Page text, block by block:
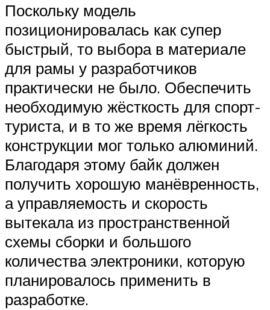
Поскольку модель
позиционировалась как супер
быстрый, то выбора в материале
для рамы у разработчиков
практически не было. Обеспечить
необходимую жёсткость для спорт-
туриста, и в то же время лёгкость
конструкции мог только алюминий.
Благодаря этому байк должен
получить хорошую манёвренность,
а управляемость и скорость
вытекала из пространственной
схемы сборки и большого
количества электроники, которую
планировалось применить в
разработке.